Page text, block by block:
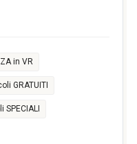
in VR
GRATUITI
SPECIALI